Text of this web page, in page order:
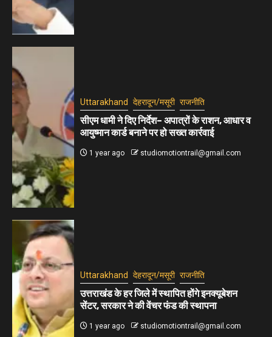
Uttarakhand देहरादून/मसूरी राजनीति
सीएम धामी ने दिए निर्देश– अपात्रों के राशन, आधार व
आयुष्मान कार्ड बनाने पर हो सख्त कार्रवाई
1 year ago studiomotiontrail@gmail.com
Uttarakhand देहरादून/मसूरी राजनीति
उत्तराखंड के हर जिले में स्थापित होंगे इनक्यूबेशन
सेंटर, सरकार ने की वेंचर फंड की स्थापना
1 year ago studiomotiontrail@gmail.com